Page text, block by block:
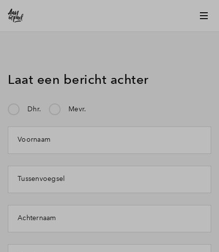
Laat een bericht achter
Dhr. Mevr.
Voornaam
Tussenvoegsel
Achternaam
Mijn klacht gaat over: